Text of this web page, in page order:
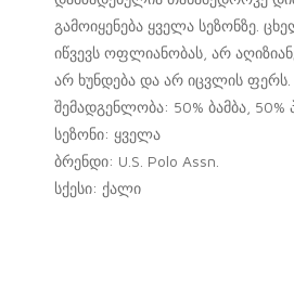
გამოიყენება ყველა სეზონზე.
იწვევს ოფლიანობას, არ
არ ხუნდება და არ იცვლის ფერს.
შემადგენლობა: 50% ბამბა,
სეზონი: ყველა
ბრენდი: U.S. Polo Assn.
სქესი: ქალი